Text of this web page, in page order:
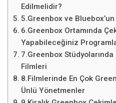
Edilmelidir?
5.Greenbox ve
6.Greenbox Ortamında
Yapabileceğiniz
7.Greenbox
Filmleri
8.Filmlerinde En Çok
Ünlü Yönetmenler